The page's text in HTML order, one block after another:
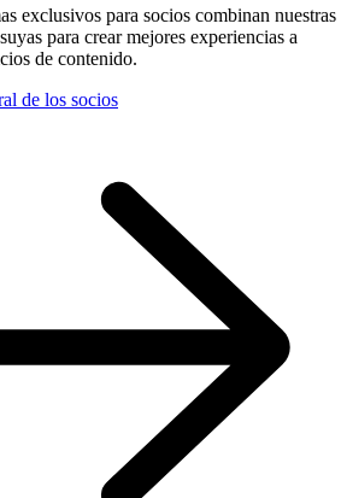
exclusivos para socios combinan nuestras
para crear mejores experiencias a
de contenido.
de los socios